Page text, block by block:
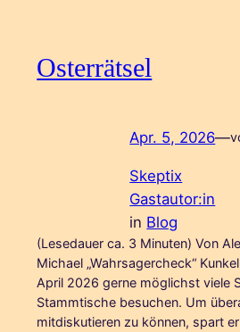
Osterrätsel
Apr. 5, 2026—
Skeptix
Gastautor:in
in Blog
(Lesedauer ca. 3 Minuten) Von
Michael „Wahrsagercheck“
April 2026 gerne möglichst viele
Stammtische besuchen. Um
mitdiskutieren zu können, spart